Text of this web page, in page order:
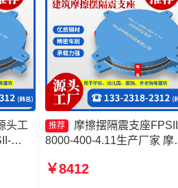
头工
震支
推荐
摩擦摆隔震支座
8000-400-4.11生产厂家 摩
擦摆式减隔震支座厂家
￥8412